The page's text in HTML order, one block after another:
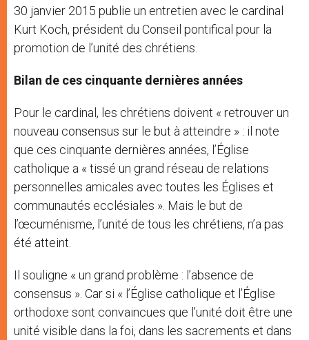
30 janvier 2015 publie un entretien avec le cardinal
Kurt Koch, président du Conseil pontifical pour la
promotion de l’unité des chrétiens.
Bilan de ces cinquante dernières années
Pour le cardinal, les chrétiens doivent « retrouver un
nouveau consensus sur le but à atteindre » : il note
que ces cinquante dernières années, l’Église
catholique a « tissé un grand réseau de relations
personnelles amicales avec toutes les Églises et
communautés ecclésiales ». Mais le but de
l’œcuménisme, l’unité de tous les chrétiens, n’a pas
été atteint.
Il souligne « un grand problème : l’absence de
consensus ». Car si « l’Église catholique et l’Église
orthodoxe sont convaincues que l’unité doit être une
unité visible dans la foi, dans les sacrements et dans